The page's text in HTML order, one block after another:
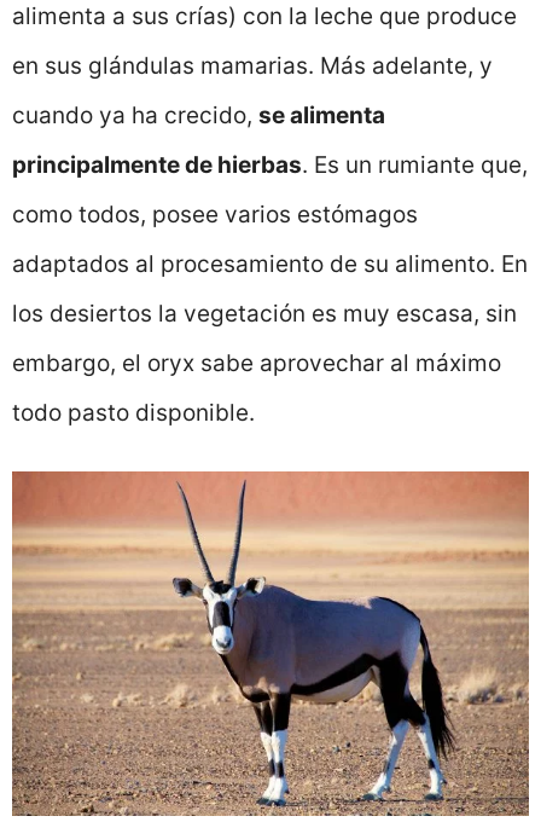
alimenta a sus crías) con la leche que produce
en sus glándulas mamarias. Más adelante, y
cuando ya ha crecido, se alimenta
principalmente de hierbas. Es un rumiante que,
como todos, posee varios estómagos
adaptados al procesamiento de su alimento. En
los desiertos la vegetación es muy escasa, sin
embargo, el oryx sabe aprovechar al máximo
todo pasto disponible.